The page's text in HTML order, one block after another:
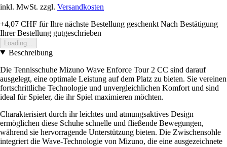
inkl. MwSt. zzgl. Versandkosten
+4,07 CHF für Ihre nächste Bestellung geschenkt Nach Bestätigung
Ihrer Bestellung gutgeschrieben
Loading...
Beschreibung
Die Tennisschuhe Mizuno Wave Enforce Tour 2 CC sind darauf
ausgelegt, eine optimale Leistung auf dem Platz zu bieten. Sie vereinen
fortschrittliche Technologie und unvergleichlichen Komfort und sind
ideal für Spieler, die ihr Spiel maximieren möchten.
Charakterisiert durch ihr leichtes und atmungsaktives Design
ermöglichen diese Schuhe schnelle und fließende Bewegungen,
während sie hervorragende Unterstützung bieten. Die Zwischensohle
integriert die Wave-Technologie von Mizuno, die eine ausgezeichnete